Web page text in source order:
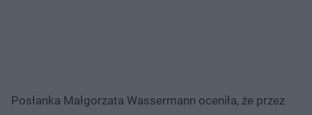
Posłanka Małgorzata Wassermann oceniła, że przez